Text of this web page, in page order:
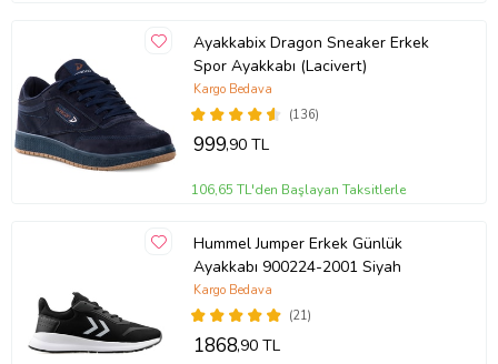
Ayakkabix Dragon Sneaker Erkek
Spor Ayakkabı (Lacivert)
(136)
Kargo Bedava
999,90 TL
106,65 TL'den Başlayan Taksitlerle
Hummel Jumper Erkek Günlük
Ayakkabı 900224-2001 Siyah
(21)
Kargo Bedava
1868,90 TL